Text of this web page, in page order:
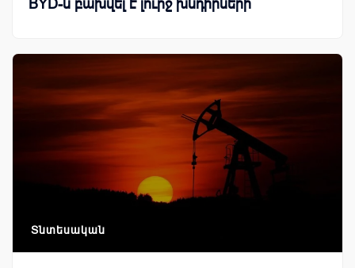
BYD-ն բախվել է լուրջ խնդիրների
Տնտեսական